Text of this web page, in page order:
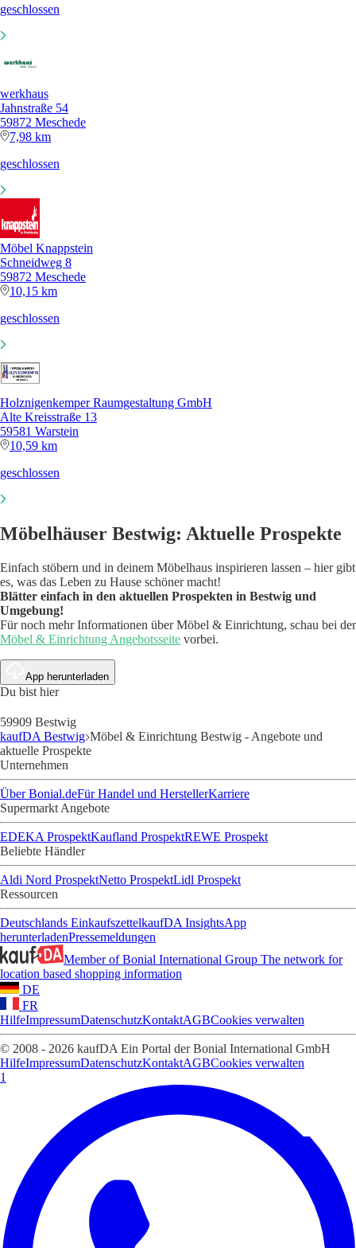
geschlossen
werkhaus
Jahnstraße 54
59872 Meschede
7,98 km
geschlossen
Möbel Knappstein
Schneidweg 8
59872 Meschede
10,15 km
geschlossen
Holznigenkemper Raumgestaltung GmbH
Alte Kreisstraße 13
59581 Warstein
10,59 km
geschlossen
Möbelhäuser Bestwig: Aktuelle Prospekte
Einfach stöbern und in deinem Möbelhaus inspirieren lassen – hier gibt
es, was das Leben zu Hause schöner macht!
Blätter einfach in den aktuellen Prospekten in Bestwig und
Umgebung!
Für noch mehr Informationen über Möbel & Einrichtung, schau bei der
Möbel & Einrichtung Angebotsseite vorbei.
App herunterladen
Du bist hier
59909 Bestwig
kaufDA Bestwig Möbel & Einrichtung Bestwig - Angebote und
aktuelle Prospekte
Unternehmen
Über Bonial.deFür Handel und HerstellerKarriere
Supermarkt Angebote
EDEKA ProspektKaufland ProspektREWE Prospekt
Beliebte Händler
Aldi Nord ProspektNetto ProspektLidl Prospekt
Ressourcen
Deutschlands EinkaufszettelkaufDA InsightsApp
herunterladenPressemeldungen
Member of Bonial International Group The network for
location based shopping information
DE
FR
HilfeImpressumDatenschutzKontaktAGBCookies verwalten
© 2008 - 2026 kaufDA Ein Portal der Bonial International GmbH
HilfeImpressumDatenschutzKontaktAGBCookies verwalten
1